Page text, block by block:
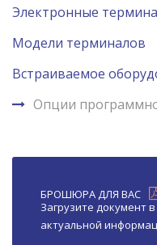
Электронные
Модели терминалов
Встраиваемое
Опции
БРОШЮРА ДЛЯ ВАС
Загрузите документ
актуальной